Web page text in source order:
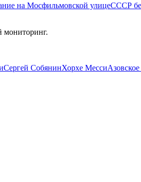
на Мосфильмовской улицеСССР
мониторинг.
Сергей СобянинХорхе Месси